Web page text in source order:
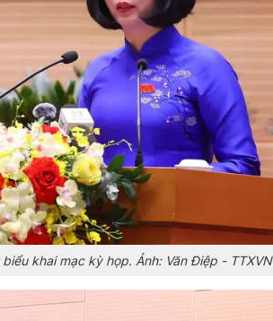
khai mạc kỳ họp. Ảnh: Văn Điệp - TTXVN